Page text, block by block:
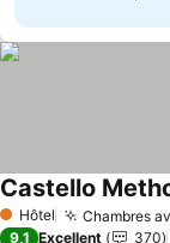
1 Étoiles
Hôtel Chambres
Castello
9,1 Excellent 370